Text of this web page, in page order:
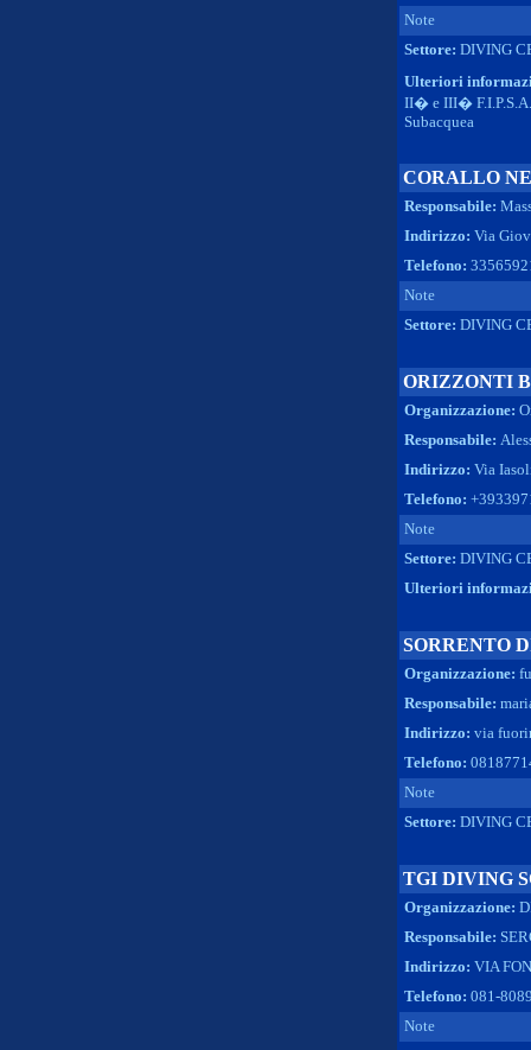
Note
Settore: DIVING
Ulteriori
II� e III�
Subacquea
CORALLO
Responsabile:
Indirizzo: Via
Telefono:
Note
Settore: DIVING
ORIZZONTI
Organizzazione:
Responsabile:
Indirizzo: Via
Telefono:
Note
Settore: DIVING
Ulteriori
SORRENTO
Organizzazione:
Responsabile:
Indirizzo: via
Telefono:
Note
Settore: DIVING
TGI DIVING
Organizzazione:
Responsabile:
Indirizzo: VIA
Telefono: 081-
Note